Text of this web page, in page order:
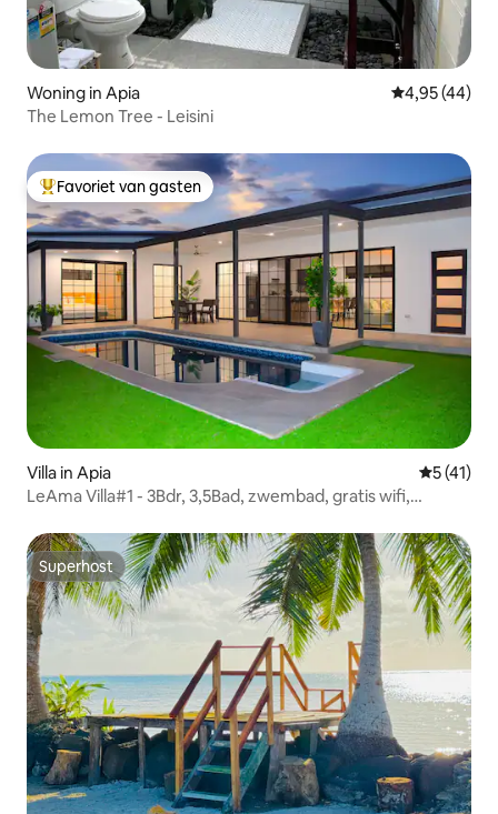
Woning in Apia Gemiddelde
4,95 (44)
The Lemon Tree - Leisini
Topfavoriet van gasten
Favoriet van gasten
Villa in Apia
5 (41)
LeAma Villa#1 - 3Bdr, 3,5Bad, zwembad, gratis wifi,
Superhost
Superhost